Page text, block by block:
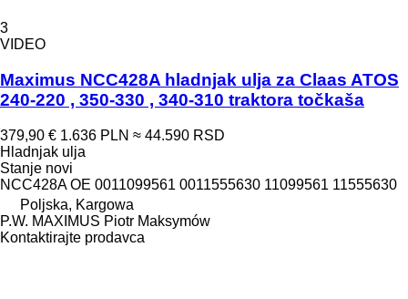
3
VIDEO
Maximus NCC428A hladnjak ulja za Claas ATOS
240-220 , 350-330 , 340-310 traktora točkaša
379,90 € 1.636 PLN ≈ 44.590 RSD
Hladnjak ulja
Stanje novi
NCC428A OE 0011099561 0011555630 11099561 11555630
Poljska, Kargowa
P.W. MAXIMUS Piotr Maksymów
Kontaktirajte prodavca